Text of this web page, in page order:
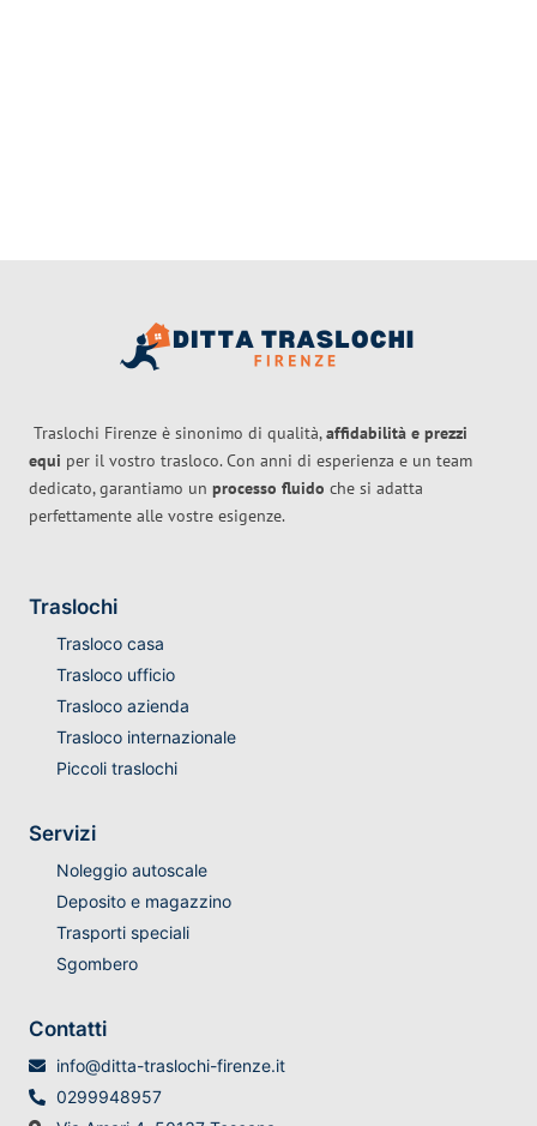
Traslochi Firenze è sinonimo di qualità,affidabilità e prezzi
equi per il vostro trasloco. Con anni di esperienza e un team
dedicato, garantiamo un processo fluido che si adatta
perfettamente alle vostre esigenze.
Traslochi
Trasloco casa
Trasloco ufficio
Trasloco azienda
Trasloco internazionale
Piccoli traslochi
Servizi
Noleggio autoscale
Deposito e magazzino
Trasporti speciali
Sgombero
Contatti
info@ditta-traslochi-firenze.it
0299948957